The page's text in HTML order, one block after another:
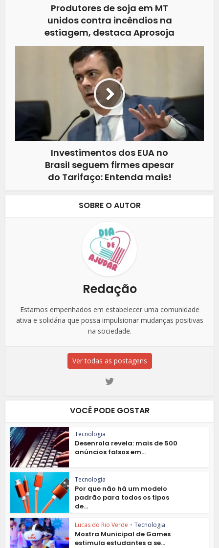
Produtores de soja em MT
unidos contra incêndios na
estiagem, destaca Aprosoja
Investimentos dos EUA no
Brasil seguem firmes apesar
do Tarifaço: Entenda mais!
SOBRE O AUTOR
Redação
Estamos empenhados em estabelecer uma comunidade
ativa e solidária que possa impulsionar mudanças positivas
na sociedade.
Ver todas as postagens
VOCÊ PODE GOSTAR
Tecnologia
Desenrola revela: mais de 500
anúncios falsos em...
Tecnologia
Por que não há um modelo
padrão para todos os tipos
de...
Lucas do Rio Verde • Tecnologia
Mostra Municipal de Games
estimula estudantes a se...